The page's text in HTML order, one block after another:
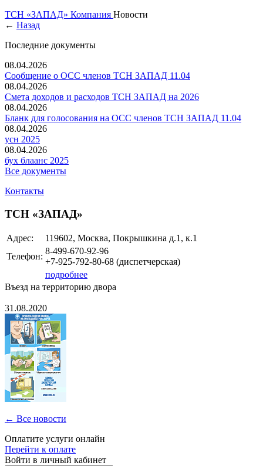
ТСН «ЗАПАД» Компания Новости
← Назад
Последние документы
08.04.2026
Сообщение о ОСС членов ТСН ЗАПАД 11.04
08.04.2026
Смета доходов и расходов ТСН ЗАПАД на 2026
08.04.2026
Бланк для голосования на ОСС членов ТСН ЗАПАД 11.04
08.04.2026
усн 2025
08.04.2026
бух блаанс 2025
Все документы
Контакты
ТСН «ЗАПАД»
Адрес:
119602, Москва, Покрышкина д.1, к.1
Телефон:
8-499-670-92-96
+7-925-792-80-68 (диспетчерская)
подробнее
Въезд на территорию двора
31.08.2020
← Все новости
Оплатите услуги онлайн
Перейти к оплате
Войти в личный кабинет